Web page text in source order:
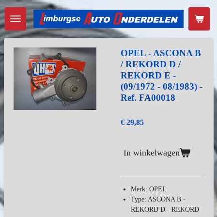
Ga
direct
naar
de
hoofdinhoud
OPEL - ASCONA B
/ REKORD D /
REKORD E -
(09/1972 - 08/1983) -
Ref. FA00018
€ 29,85
In winkelwagen
Merk: OPEL
Type: ASCONA B -
REKORD D - REKORD